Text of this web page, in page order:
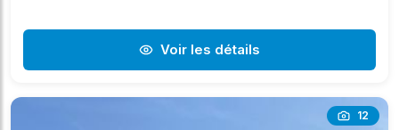
Voir les détails
12